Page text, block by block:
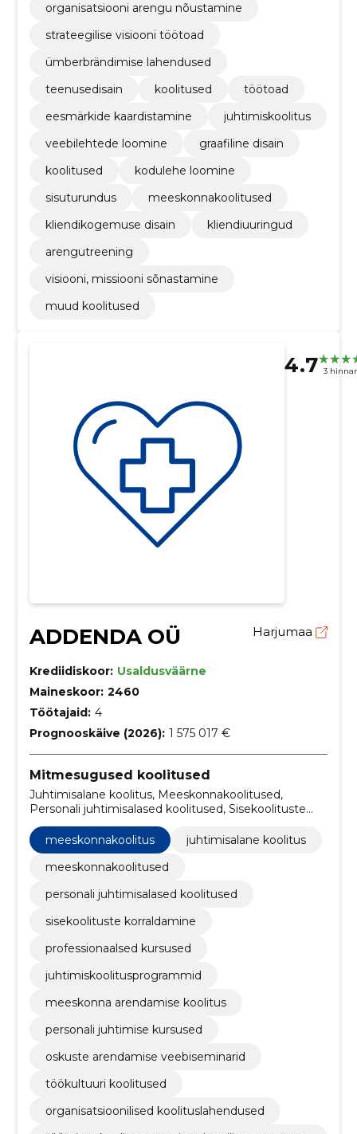
organisatsiooni arengu nõustamine
strateegilise visiooni töötoad
ümberbrändimise lahendused
teenusedisain
koolitused
töötoad
eesmärkide kaardistamine
juhtimiskoolitus
veebilehtede loomine
graafiline disain
koolitused
kodulehe loomine
sisuturundus
meeskonnakoolitused
kliendikogemuse disain
kliendiuuringud
arengutreening
visiooni, missiooni sõnastamine
muud koolitused
4.7 3
ADDENDA OÜ Harjumaa
Krediidiskoor: Usaldusväärne
Maineskoor: 2460
Töötajaid: 4
Prognooskäive (2026): 1 575 017 €
Mitmesugused koolitused
Juhtimisalane koolitus, Meeskonnakoolitused,
Personali juhtimisalased koolitused, Sisekoolituste
juhtimiskoolitusprogrammid, meeskonna arendamise
koolitus, personali juhtimise kursused, oskuste
arendamise veebiseminarid, töökultuuri koolitused
meeskonnakoolitus
juhtimisalane koolitus
meeskonnakoolitused
personali juhtimisalased koolitused
sisekoolituste korraldamine
professionaalsed kursused
juhtimiskoolitusprogrammid
meeskonna arendamise koolitus
personali juhtimise kursused
oskuste arendamise veebiseminarid
töökultuuri koolitused
organisatsioonilised koolituslahendused